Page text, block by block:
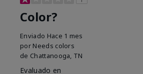
Color?
Enviado Hace 1 mes
por Needs colors
de Chattanooga, TN
Evaluado en